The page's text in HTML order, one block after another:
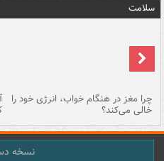
سلامت
چرا مغز در هنگام خواب، انرژی خود را
خالی می‌کند؟
نسخه